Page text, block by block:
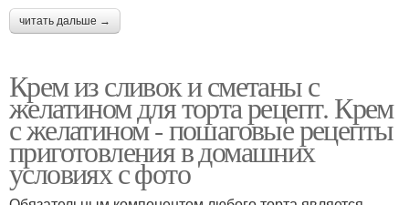
читать дальше →
Крем из сливок и сметаны с
желатином для торта рецепт. Крем
с желатином - пошаговые рецепты
приготовления в домашних
условиях с фото